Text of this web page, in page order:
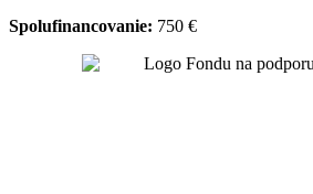
Spolufinancovanie: 750 €